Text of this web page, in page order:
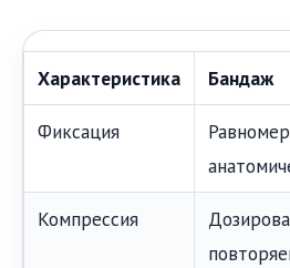
Характеристика Бандаж
Фиксация
Компрессия